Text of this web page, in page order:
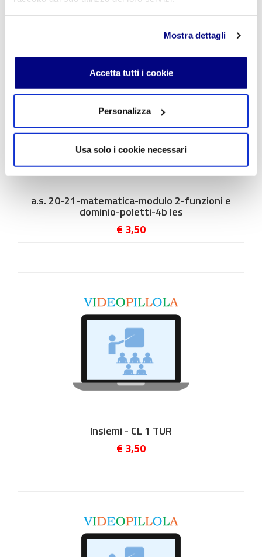
Mostra dettagli
Accetta tutti i cookie
Personalizza
Usa solo i cookie necessari
a.s. 20-21-matematica-modulo 2-funzioni e
dominio-poletti-4b les
€ 3,50
Insiemi - CL 1 TUR
€ 3,50